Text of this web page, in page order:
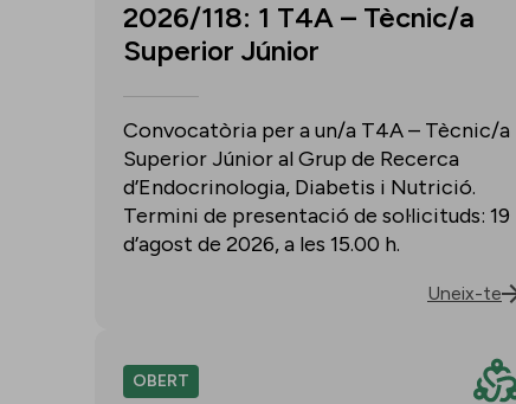
2026/118: 1 T4A – Tècnic/a
Superior Júnior
Convocatòria per a un/a T4A – Tècnic/a
Superior Júnior al Grup de Recerca
d’Endocrinologia, Diabetis i Nutrició.
Termini de presentació de sol·licituds: 19
d’agost de 2026, a les 15.00 h.
Uneix-te
OBERT